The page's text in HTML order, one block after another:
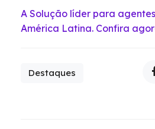
A Solução líder para
América Latina. Confira
Destaques